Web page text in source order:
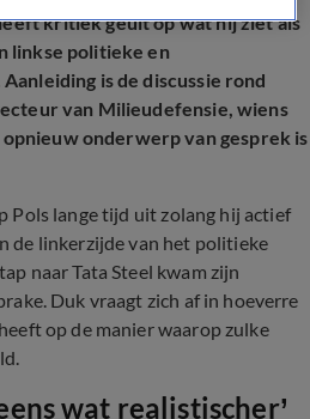
kritiek geuit op wat hij ziet als
linkse politieke en
is de discussie rond
van Milieudefensie, wiens
onderwerp van gesprek is
Pols lange tijd uit zolang hij actief
de linkerzijde van het politieke
naar Tata Steel kwam zijn
Duk vraagt zich af in hoeverre
op de manier waarop zulke
wat realistischer’